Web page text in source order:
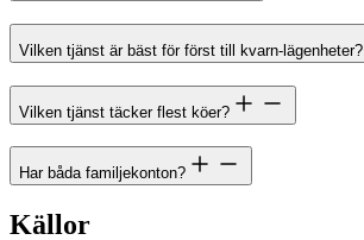
Vilken tjänst är bäst för först till kvarn-lägenheter?
Vilken tjänst täcker flest köer?
Har båda familjekonton?
Källor